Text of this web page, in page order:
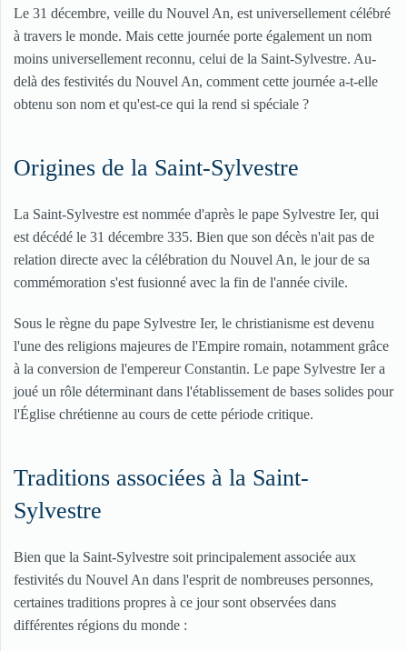
Le 31 décembre, veille du Nouvel An, est universellement célébré
à travers le monde. Mais cette journée porte également un nom
moins universellement reconnu, celui de la Saint-Sylvestre. Au-
delà des festivités du Nouvel An, comment cette journée a-t-elle
obtenu son nom et qu'est-ce qui la rend si spéciale ?
Origines de la Saint-Sylvestre
La Saint-Sylvestre est nommée d'après le pape Sylvestre Ier, qui
est décédé le 31 décembre 335. Bien que son décès n'ait pas de
relation directe avec la célébration du Nouvel An, le jour de sa
commémoration s'est fusionné avec la fin de l'année civile.
Sous le règne du pape Sylvestre Ier, le christianisme est devenu
l'une des religions majeures de l'Empire romain, notamment grâce
à la conversion de l'empereur Constantin. Le pape Sylvestre Ier a
joué un rôle déterminant dans l'établissement de bases solides pour
l'Église chrétienne au cours de cette période critique.
Traditions associées à la Saint-
Sylvestre
Bien que la Saint-Sylvestre soit principalement associée aux
festivités du Nouvel An dans l'esprit de nombreuses personnes,
certaines traditions propres à ce jour sont observées dans
différentes régions du monde :